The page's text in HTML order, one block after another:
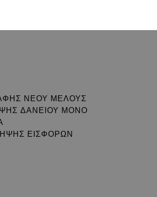
ΝΕΟΥ ΜΕΛΟΥΣ
ΔΑΝΕΙΟΥ ΜΟΝΟ
ΕΙΣΦΟΡΩΝ